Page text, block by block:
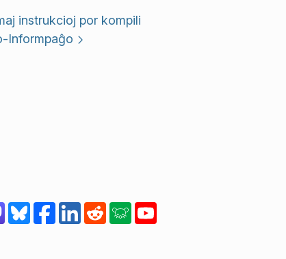
instrukcioj por kompili
Informpaĝo